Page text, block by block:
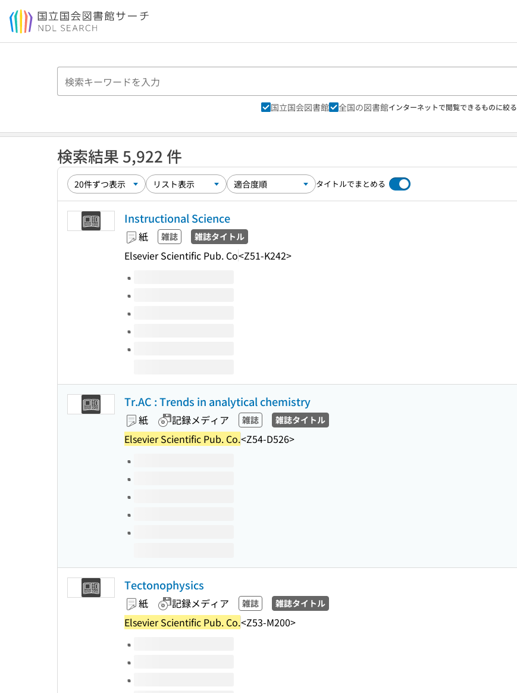
本文へ移動
国立国会図書館 全国の図書館インターネットで閲覧できるものに絞る
検索結果 5,922 件
タイトルでまとめる
Instructional Science
紙 雑誌 雑誌タイトル
Elsevier Scientific Pub. Co<Z51-K242>
このタイトルの巻号
Tr.AC : Trends in analytical chemistry
紙 記録メディア 雑誌 雑誌タイトル
Elsevier Scientific Pub. Co.<Z54-D526>
このタイトルの巻号
Tectonophysics
紙 記録メディア 雑誌 雑誌タイトル
Elsevier Scientific Pub. Co.<Z53-M200>
このタイトルの巻号